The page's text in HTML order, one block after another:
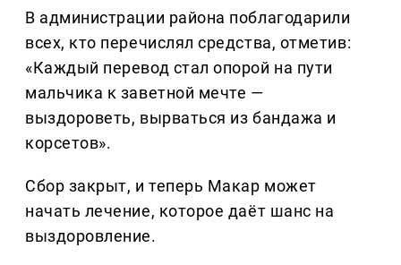
В администрации района поблагодарили
всех, кто перечислял средства, отметив:
«Каждый перевод стал опорой на пути
мальчика к заветной мечте —
выздороветь, вырваться из бандажа и
корсетов».
Сбор закрыт, и теперь Макар может
начать лечение, которое даёт шанс на
выздоровление.